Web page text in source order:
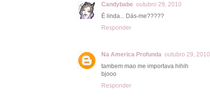
Candybabe outubro 29, 2010
É linda... Dás-me?????
Responder
Na America Profunda outubro 29, 2010
tambem mao me importava hihih
bjooo
Responder